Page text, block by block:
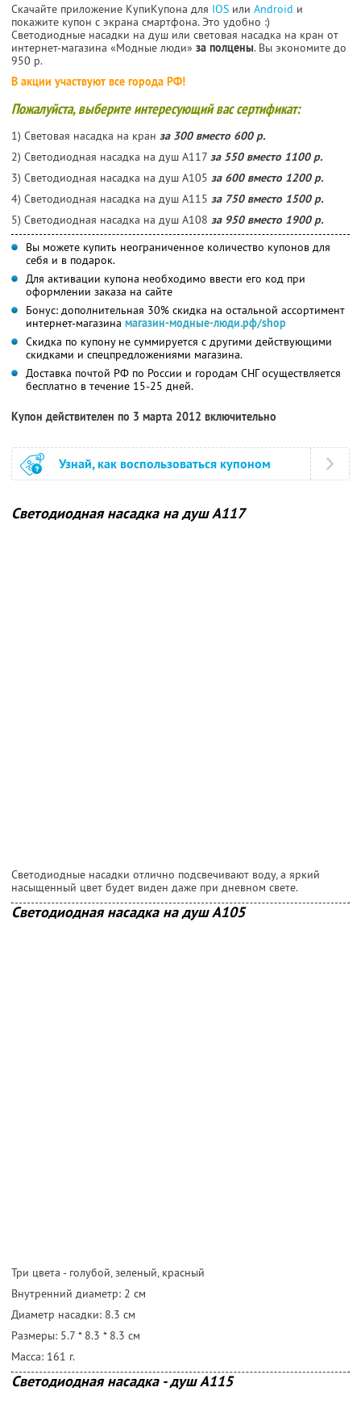
Скачайте приложение КупиКупона для IOS или Android и
покажите купон с экрана смартфона. Это удобно :)
Светодиодные насадки на душ или световая насадка на кран от
интернет-магазина «Модные люди» за полцены. Вы экономите до
950 р.
В акции участвуют все города РФ!
Пожалуйста, выберите интересующий вас сертификат:
1) Световая насадка на кран за 300 вместо 600 р.
2) Светодиодная насадка на душ А117 за 550 вместо 1100 р.
3) Светодиодная насадка на душ А105 за 600 вместо 1200 р.
4) Светодиодная насадка на душ А115 за 750 вместо 1500 р.
5) Светодиодная насадка на душ А108 за 950 вместо 1900 р.
Вы можете купить неограниченное количество купонов для
себя и в подарок.
Для активации купона необходимо ввести его код при
оформлении заказа на сайте
Бонус: дополнительная 30% скидка на остальной ассортимент
интернет-магазина магазин-модные-люди.рф/shop
Скидка по купону не суммируется с другими действующими
скидками и спецпредложениями магазина.
Доставка почтой РФ по России и городам СНГ осуществляется
бесплатно в течение 15-25 дней.
Купон действителен по 3 марта 2012 включительно
Узнай, как воспользоваться купоном
Светодиодная насадка на душ А117
Светодиодные насадки отлично подсвечивают воду, а яркий
насыщенный цвет будет виден даже при дневном свете.
Светодиодная насадка на душ А105
Три цвета - голубой, зеленый, красный
Внутренний диаметр: 2 cм
Диаметр насадки: 8.3 cм
Размеры: 5.7 * 8.3 * 8.3 cм
Масса: 161 г.
Светодиодная насадка - душ А115